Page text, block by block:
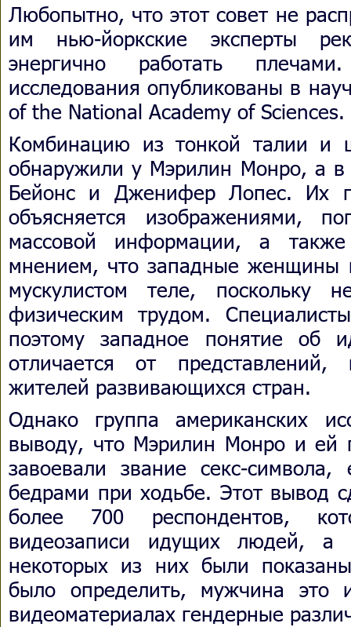
Любопытно, что этот совет не
им нью-йоркские эксперты
энергично работать
исследования опубликованы в
of the National Academy of Sciences.
Комбинацию из тонкой талии и
обнаружили у Мэрилин Монро, а
Бейонс и Дженифер Лопес. Их
объясняется изображениями,
массовой информации, а
мнением, что западные женщины
мускулистом теле, поскольку
физическим трудом.
поэтому западное понятие об
отличается от
жителей развивающихся стран.
Однако группа американских
выводу, что Мэрилин Монро и ей
завоевали звание секс-
бедрами при ходьбе. Этот вывод
более 700 респондентов,
видеозаписи идущих людей, а
некоторых из них были
было определить, мужчина
видеоматериалах гендерные